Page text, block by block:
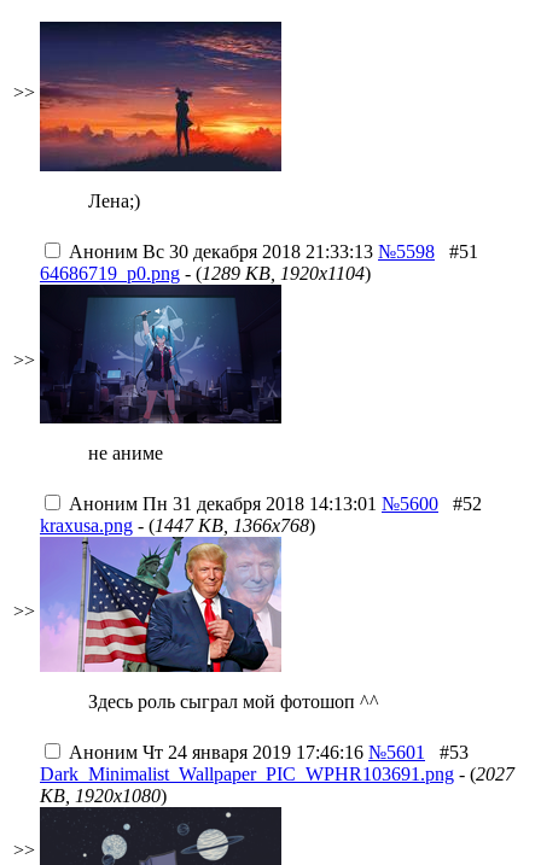
>>
Лена;)
>>
Аноним Вс 30 декабря 2018 21:33:13 №5598
#51
64686719_p0.png - (1289 KB, 1920x1104)
не аниме
>>
Аноним Пн 31 декабря 2018 14:13:01 №5600
#52
kraxusa.png - (1447 KB, 1366x768)
Здесь роль сыграл мой фотошоп ^^
>>
Аноним Чт 24 января 2019 17:46:16 №5601
#53
Dark_Minimalist_Wallpaper_PIC_WPHR103691.png - (2027
KB, 1920x1080)